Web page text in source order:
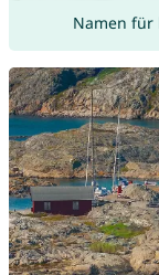
Namen für